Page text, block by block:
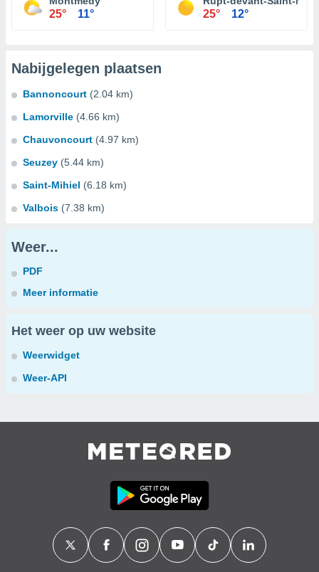
25° 11° 25° 12°
Nabijgelegen plaatsen
Bannoncourt (2.04 km)
Lamorville (4.66 km)
Chauvoncourt (4.97 km)
Seuzey (5.44 km)
Saint-Mihiel (6.18 km)
Valbois (7.38 km)
Weer...
PDF
Meer informatie
Het weer op uw website
Weerwidget
Weer-API